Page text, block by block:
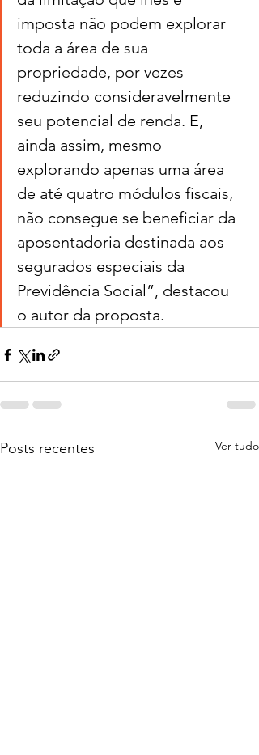
imposta não podem explorar
toda a área de sua
propriedade, por vezes
reduzindo consideravelmente
seu potencial de renda. E,
ainda assim, mesmo
explorando apenas uma área
de até quatro módulos fiscais,
não consegue se beneficiar da
aposentadoria destinada aos
segurados especiais da
Previdência Social”, destacou
o autor da proposta.
Posts recentes Ver tudo